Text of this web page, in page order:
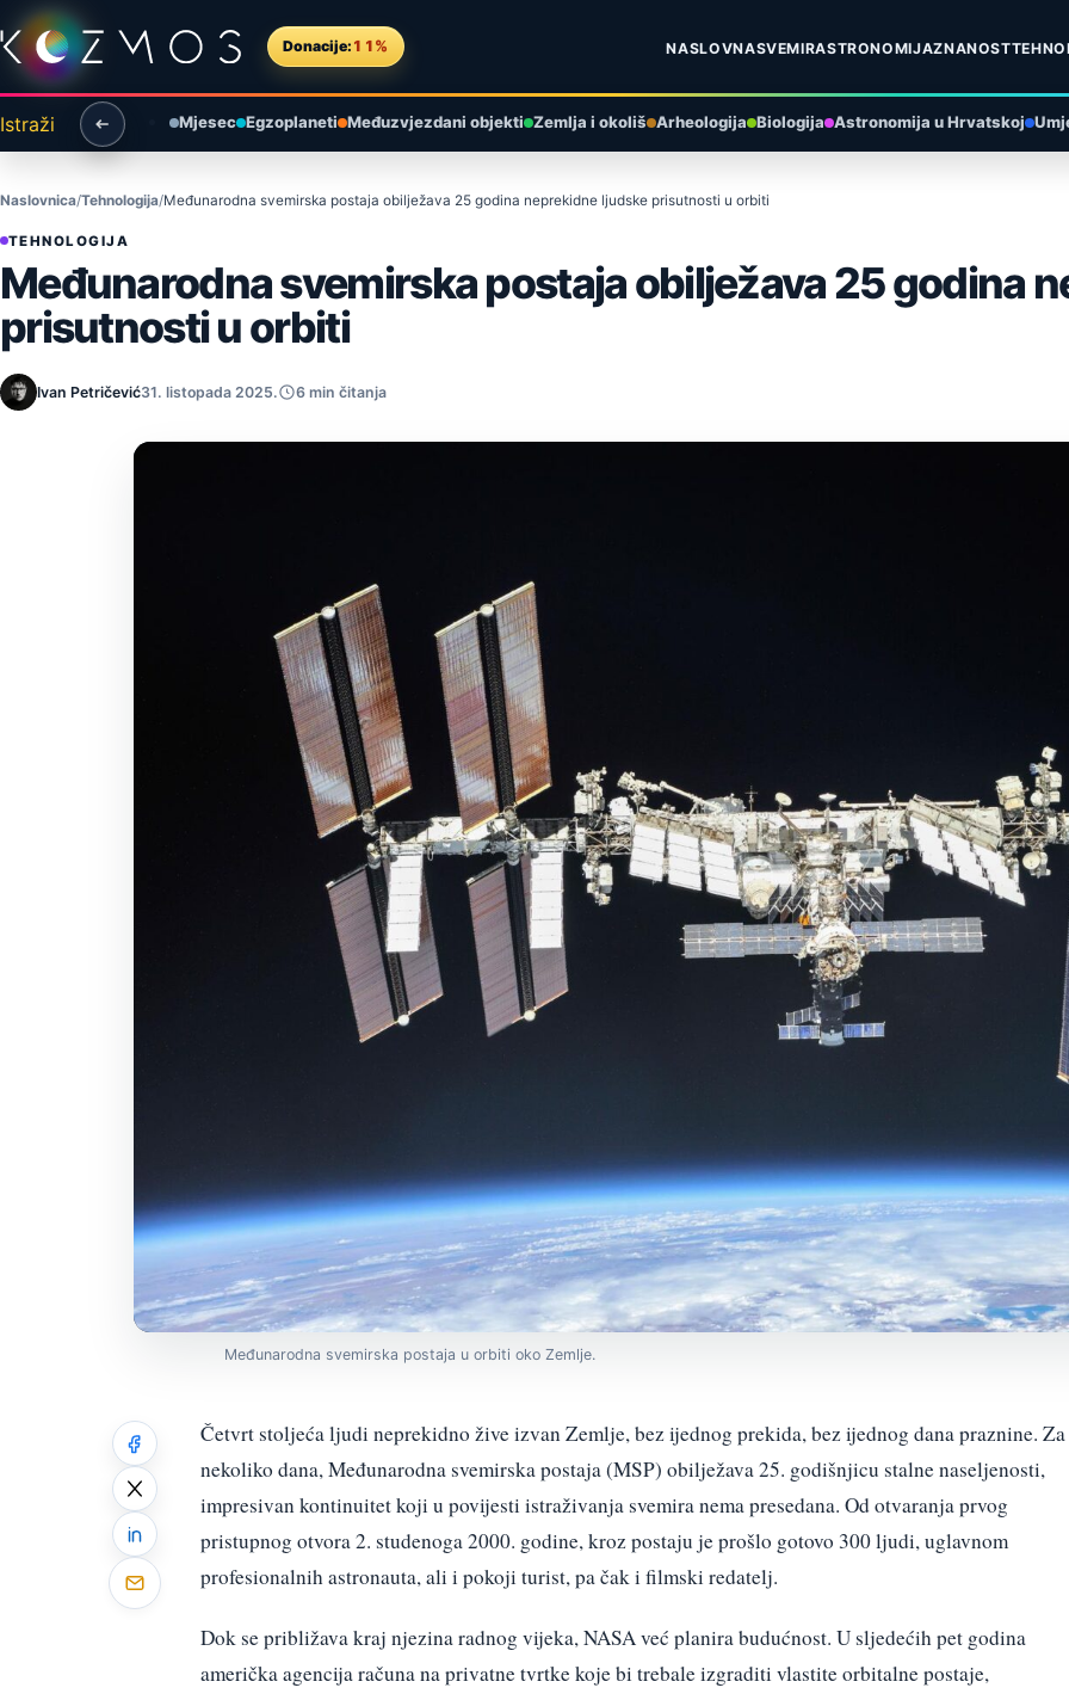
Preskoči na sadržaj
Donacije: 11% NASLOVNASVEMIRASTRONOMIJAZNANOST
Istraži Mjesec Egzoplaneti Međuzvjezdani objekti Zemlja i okoliš Arheologija Biologija Astronomija u Hrvatskoj
Naslovnica Tehnologija Međunarodna svemirska postaja obilježava 25 godina neprekidne ljudske prisutnosti u orbiti
TEHNOLOGIJA
Međunarodna svemirska postaja obilježava 25 godina
prisutnosti u orbiti
Ivan Petričević31. listopada 2025. 6 min čitanja
Međunarodna svemirska postaja u orbiti oko Zemlje.
Četvrt stoljeća ljudi neprekidno žive izvan Zemlje, bez ijednog prekida, bez ijednog dana praznine. Za
nekoliko dana, Međunarodna svemirska postaja (MSP) obilježava 25. godišnjicu stalne naseljenosti,
impresivan kontinuitet koji u povijesti istraživanja svemira nema presedana. Od otvaranja prvog
pristupnog otvora 2. studenoga 2000. godine, kroz postaju je prošlo gotovo 300 ljudi, uglavnom
profesionalnih astronauta, ali i pokoji turist, pa čak i filmski redatelj.
Dok se približava kraj njezina radnog vijeka, NASA već planira budućnost. U sljedećih pet godina
američka agencija računa na privatne tvrtke koje bi trebale izgraditi vlastite orbitalne postaje,